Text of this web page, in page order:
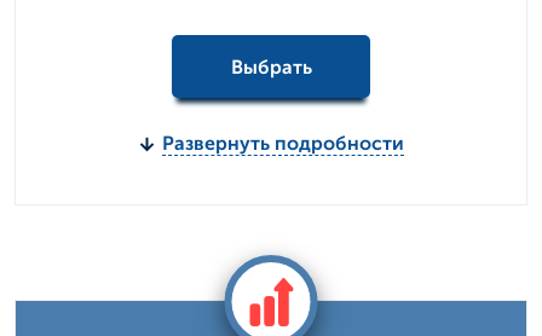
Выбрать
Развернуть подробности